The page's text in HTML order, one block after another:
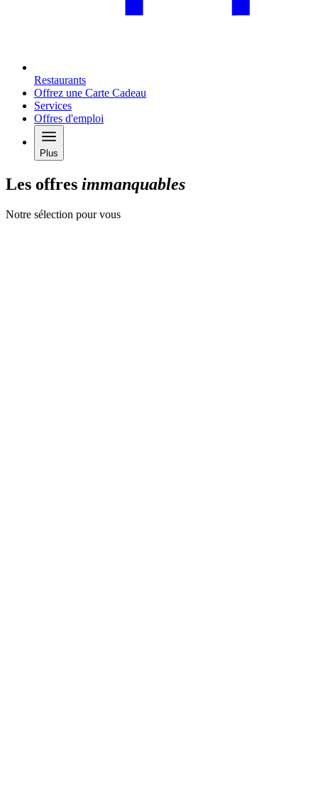
Restaurants
Offrez une Carte Cadeau
Services
Offres d'emploi
Plus
Les offres immanquables
Notre sélection pour vous